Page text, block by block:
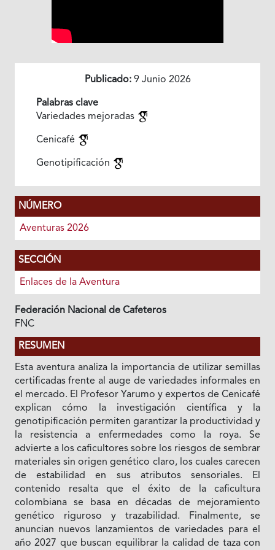
Publicado:9 Junio 2026
Palabras clave
Variedades mejoradas
Cenicafé
Genotipificación
NÚMERO
Aventuras 2026
SECCIÓN
Enlaces de la Aventura
Federación Nacional de Cafeteros
FNC
RESUMEN
Esta aventura analiza la importancia de utilizar semillas
certificadas frente al auge de variedades informales en
el mercado. El Profesor Yarumo y expertos de Cenicafé
explican cómo la investigación científica y la
genotipificación permiten garantizar la productividad y
la resistencia a enfermedades como la roya. Se
advierte a los caficultores sobre los riesgos de sembrar
materiales sin origen genético claro, los cuales carecen
de estabilidad en sus atributos sensoriales. El
contenido resalta que el éxito de la caficultura
colombiana se basa en décadas de mejoramiento
genético riguroso y trazabilidad. Finalmente, se
anuncian nuevos lanzamientos de variedades para el
año 2027 que buscan equilibrar la calidad de taza con